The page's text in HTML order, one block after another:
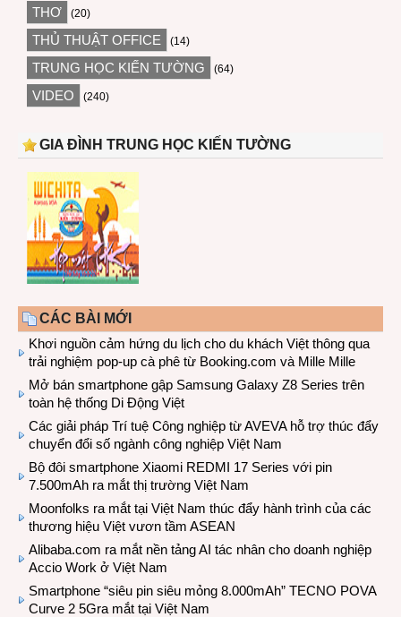
THƠ (20)
THỦ THUẬT OFFICE (14)
TRUNG HỌC KIẾN TƯỜNG (64)
VIDEO (240)
GIA ĐÌNH TRUNG HỌC KIẾN TƯỜNG
CÁC BÀI MỚI
Khơi nguồn cảm hứng du lịch cho du khách Việt thông qua
trải nghiệm pop-up cà phê từ Booking.com và Mille Mille
Mở bán smartphone gập Samsung Galaxy Z8 Series trên
toàn hệ thống Di Động Việt
Các giải pháp Trí tuệ Công nghiệp từ AVEVA hỗ trợ thúc đẩy
chuyển đổi số ngành công nghiệp Việt Nam
Bộ đôi smartphone Xiaomi REDMI 17 Series với pin
7.500mAh ra mắt thị trường Việt Nam
Moonfolks ra mắt tại Việt Nam thúc đẩy hành trình của các
thương hiệu Việt vươn tầm ASEAN
Alibaba.com ra mắt nền tảng AI tác nhân cho doanh nghiệp
Accio Work ở Việt Nam
Smartphone “siêu pin siêu mỏng 8.000mAh” TECNO POVA
Curve 2 5Gra mắt tại Việt Nam